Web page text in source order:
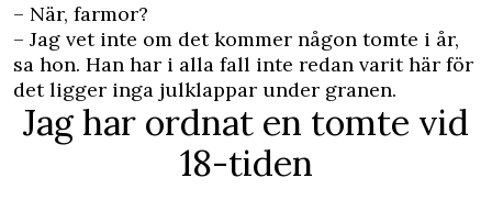
– När, farmor?
– Jag vet inte om det kommer någon tomte i år,
sa hon. Han har i alla fall inte redan varit här för
det ligger inga julklappar under granen.
Jag har ordnat en tomte vid
18-tiden